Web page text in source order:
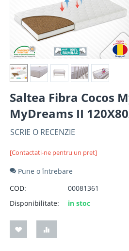
Saltea Fibra Cocos
MyDreams II
SCRIE O RECENZIE
[Contactati-ne pentru un pret]
Pune o întrebare
COD:
00081361
Disponibilitate:
in stoc